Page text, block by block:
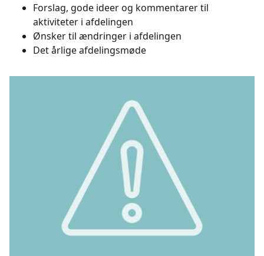
Forslag, gode ideer og kommentarer til
aktiviteter i afdelingen
Ønsker til ændringer i afdelingen
Det årlige afdelingsmøde